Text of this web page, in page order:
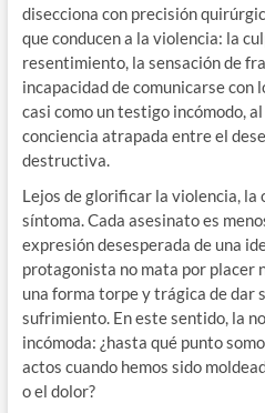
disecciona con precisión
que conducen a la violencia: la
resentimiento, la sensación de
incapacidad de comunicarse con
casi como un testigo incómodo,
conciencia atrapada entre el
destructiva.
Lejos de glorificar la violencia, la
síntoma. Cada asesinato es
expresión desesperada de una
protagonista no mata por placer
una forma torpe y trágica de dar
sufrimiento. En este sentido, la
incómoda: ¿hasta qué punto
actos cuando hemos sido
o el dolor?